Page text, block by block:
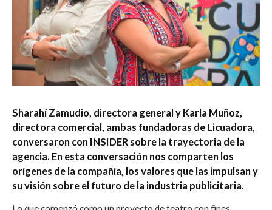
Sharahí Zamudio, directora general y Karla Muñoz,
directora comercial, ambas fundadoras de Licuadora,
conversaron con INSIDER sobre la trayectoria de la
agencia. En esta conversación nos comparten los
orígenes de la compañía, los valores que las impulsan y
su visión sobre el futuro de la industria publicitaria.